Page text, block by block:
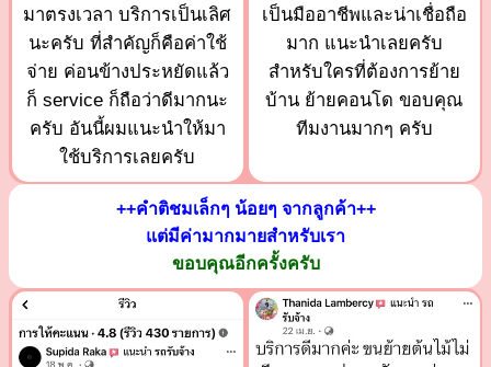
มาตรงเวลา บริการเป็นเลิศ
นะครับ ที่สำคัญก็คือค่าใช้
จ่าย ค่อนข้างประหยัดแล้ว
ก็ service ก็ถือว่าดีมากนะ
ครับ อันนี้ผมแนะนำให้มา
ใช้บริการเลยครับ
เป็นมืออาชีพและน่าเชื่อถือ
มาก แนะนำเลยครับ
สำหรับใครที่ต้องการย้าย
บ้าน ย้ายคอนโด ขอบคุณ
ทีมงานมากๆ ครับ
++คำติชมเล็กๆ น้อยๆ จากลูกค้า++
แต่มีค่ามากมายสำหรับเรา
ขอบคุณอีกครั้งครับ